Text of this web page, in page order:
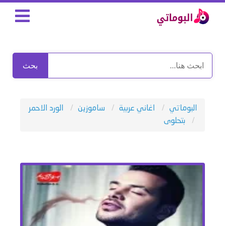
بحث
البوماتي اغاني عربية ساموزين
الورد الاحمر
بتحلوى